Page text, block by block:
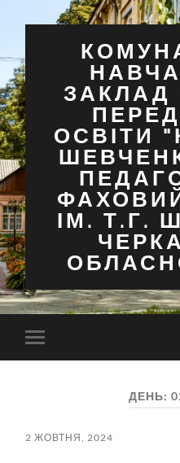
ЗАКЛАД
ОСВІТИ
ІМ. Т.Г.
Перемкнути
мобільне
ДЕНЬ:
2 ЖОВТНЯ, 2024